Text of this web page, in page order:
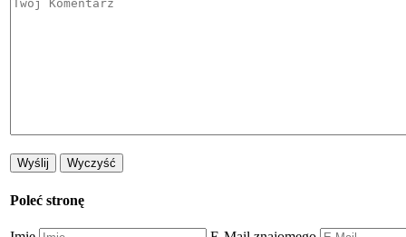
Poleć stronę